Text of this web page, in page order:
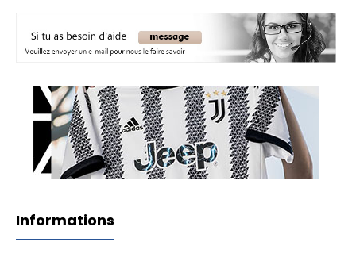
Informations